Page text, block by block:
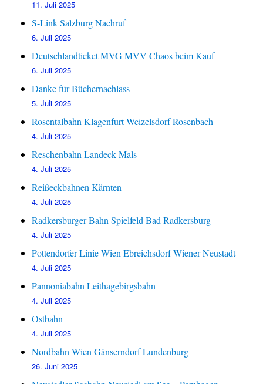
11. Juli 2025
S-Link Salzburg Nachruf
6. Juli 2025
Deutschlandticket MVG MVV Chaos beim Kauf
6. Juli 2025
Danke für Büchernachlass
5. Juli 2025
Rosentalbahn Klagenfurt Weizelsdorf Rosenbach
4. Juli 2025
Reschenbahn Landeck Mals
4. Juli 2025
Reißeckbahnen Kärnten
4. Juli 2025
Radkersburger Bahn Spielfeld Bad Radkersburg
4. Juli 2025
Pottendorfer Linie Wien Ebreichsdorf Wiener Neustadt
4. Juli 2025
Pannoniabahn Leithagebirgsbahn
4. Juli 2025
Ostbahn
4. Juli 2025
Nordbahn Wien Gänserndorf Lundenburg
26. Juni 2025